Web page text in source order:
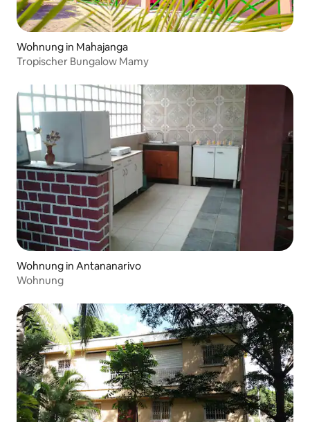
Wohnung in Mahajanga
Tropischer Bungalow Mamy
Wohnung in Antananarivo
Wohnung